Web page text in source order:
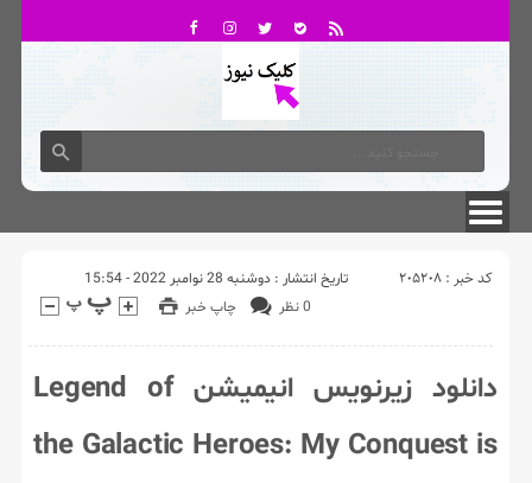
کد خبر : 205208
تاریخ انتشار : دوشنبه 28 نوامبر 2022 - 15:54
چاپ خبر
0 نظر
دانلود زیرنویس انیمیشن Legend of
the Galactic Heroes: My Conquest is